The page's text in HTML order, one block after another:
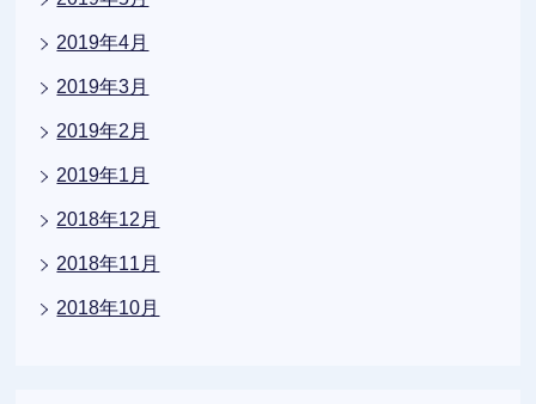
2019年4月
2019年3月
2019年2月
2019年1月
2018年12月
2018年11月
2018年10月